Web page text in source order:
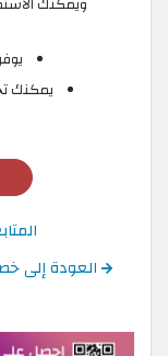
يمكنك